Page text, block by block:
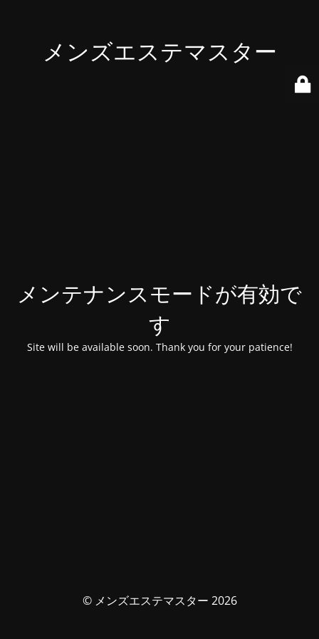
メンズエステマスター
メンテナンスモードが有効で
す
Site will be available soon. Thank you for your patience!
© メンズエステマスター 2026